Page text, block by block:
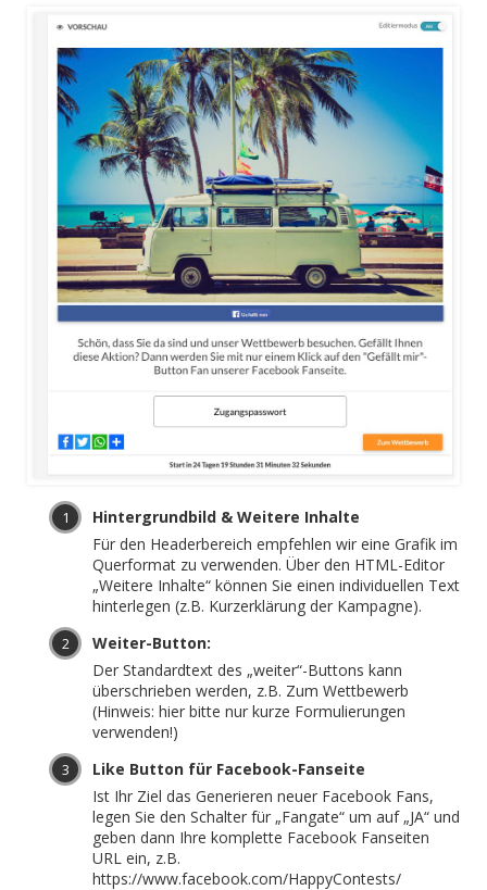
Hintergrundbild & Weitere Inhalte
Für den Headerbereich empfehlen wir eine Grafik im
Querformat zu verwenden. Über den HTML-Editor
„Weitere Inhalte“ können Sie einen individuellen Text
hinterlegen (z.B. Kurzerklärung der Kampagne).
Weiter-Button:
Der Standardtext des „weiter“-Buttons kann
überschrieben werden, z.B. Zum Wettbewerb
(Hinweis: hier bitte nur kurze Formulierungen
verwenden!)
Like Button für Facebook-Fanseite
Ist Ihr Ziel das Generieren neuer Facebook Fans,
legen Sie den Schalter für „Fangate“ um auf „JA“ und
geben dann Ihre komplette Facebook Fanseiten
URL ein, z.B.
https://www.facebook.com/HappyContests/